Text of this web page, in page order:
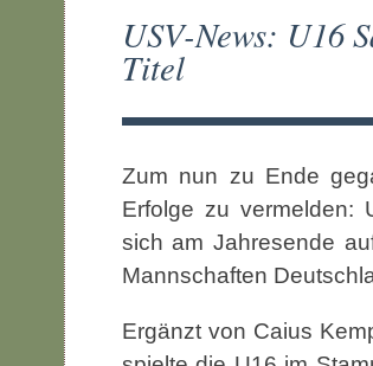
USV-News: U16
Titel
Zum nun zu Ende
Erfolge zu vermelden:
sich am Jahresende
Mannschaften
Ergänzt von Caius